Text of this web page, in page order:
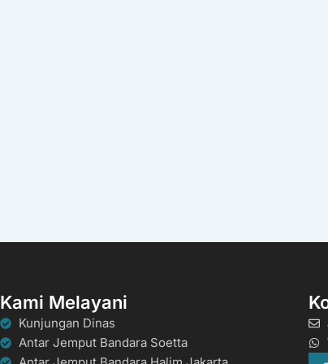
Kami Melayani
Kunjungan Dinas
Antar Jemput Bandara Soetta